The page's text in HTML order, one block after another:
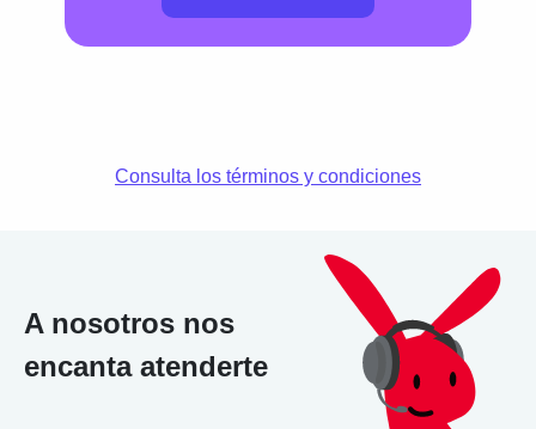
Consulta los términos y condiciones
A nosotros nos
encanta atenderte